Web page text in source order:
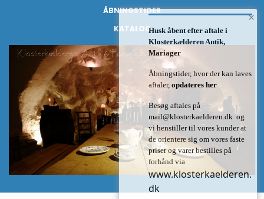
ÅBNINGSTIDER
KATALOG
×
Husk åbent efter aftale i
Klosterkælderen Antik,
Mariager
Åbningstider, hvor der kan laves
aftaler, opdateres her
Besøg aftales på
mail@klosterkaelderen.dk og
vi henstiller til vores kunder at
de orientere sig om vores faste
priser og varer bestilles på
forhånd via
www.klosterkaelderen.
dk